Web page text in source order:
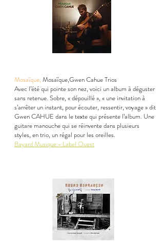
Mosaïque,Mosaïque,Gwen Cahue Trios
Avec l’été qui pointe son nez, voici un album à déguster
sans retenue. Sobre, « dépouillé », « une invitation à
s’arrêter un instant, pour écouter, ressentir, voyage » dit
Gwen CAHUE dans le texte qui présente l’album. Une
guitare manouche qui se réinvente dans plusieurs
styles, en trio, un régal pour les oreilles.
Bayard Musique - Label Ouest